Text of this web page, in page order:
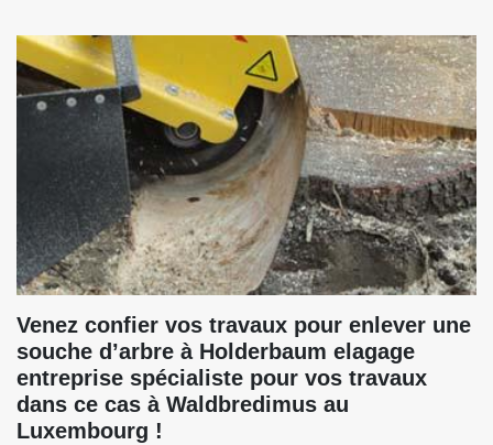
Venez confier vos travaux pour enlever une
souche d’arbre à Holderbaum elagage
entreprise spécialiste pour vos travaux
dans ce cas à Waldbredimus au
Luxembourg !